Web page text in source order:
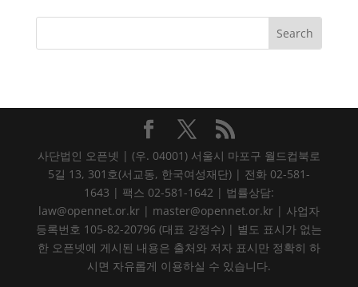
사단법인 오픈넷 | (우. 04001) 서울시 마포구 월드컵북로
5길 13, 301호(서교동, 한국여성재단) | 전화 02-581-
1643 | 팩스 02-581-1642 | 법률상담:
law@opennet.or.kr | master@opennet.or.kr | 사업자
등록번호 105-82-20796 (대표 강정수) | 별도 표시가 없는
한 오픈넷에 게시된 내용은 출처와 저자 표시만 정확히 하
시면 자유롭게 이용하실 수 있습니다.